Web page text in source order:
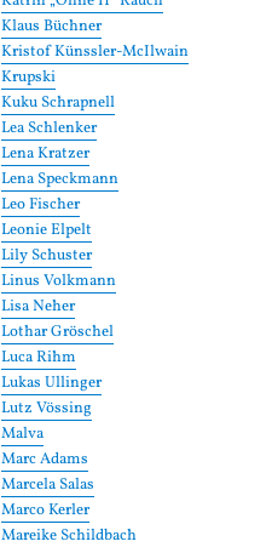
Klaus Büchner
Kristof Künssler-McIlwain
Krupski
Kuku Schrapnell
Lea Schlenker
Lena Kratzer
Lena Speckmann
Leo Fischer
Leonie Elpelt
Lily Schuster
Linus Volkmann
Lisa Neher
Lothar Gröschel
Luca Rihm
Lukas Ullinger
Lutz Vössing
Malva
Marc Adams
Marcela Salas
Marco Kerler
Mareike Schildbach